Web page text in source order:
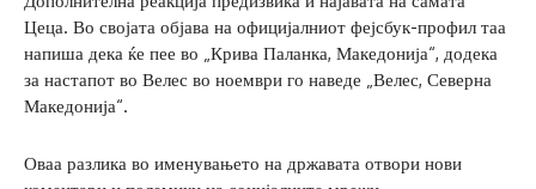
Цеца. Во својата објава на официјалниот фејсбук-профил таа
напиша дека ќе пее во „Крива Паланка, Македонија“, додека
за настапот во Велес во ноември го наведе „Велес, Северна
Македонија“.
Оваа разлика во именувањето на државата отвори нови